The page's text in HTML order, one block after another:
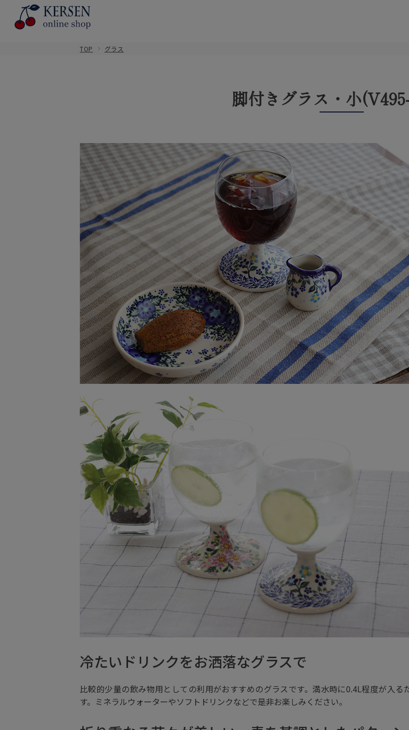
TOP グラス
脚付きグラス・小
冷たいドリンクをお洒落なグラスで
比較的少量の飲み物用としての利用がおすすめのグラスです。満水時に0.4L程度が入
す。ミネラルウォーターやソフトドリンクなどで是非お楽しみください。